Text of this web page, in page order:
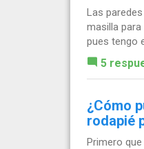
Las
masilla
pues tengo
5
¿Cómo
rodapié
Primero